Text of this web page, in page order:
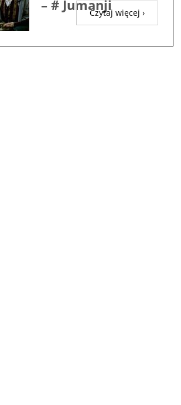
– # JumanjiCzytaj więcej ›